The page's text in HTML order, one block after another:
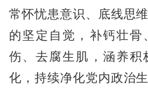
常怀忧患意识、底线思
的坚定自觉，补钙壮骨
伤、去腐生肌，涵养积
化，持续净化党内政治